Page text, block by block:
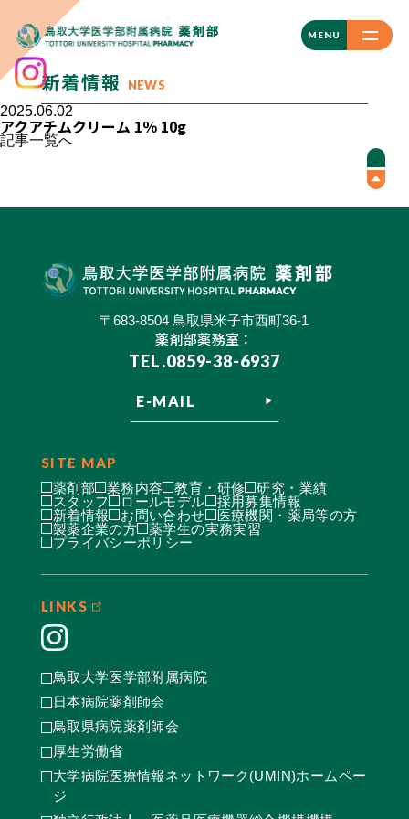
MENU
CLOSE
新着情報 NEWS
2025.06.02
アクアチムクリーム 1％ 10g
記事一覧へ
〒683-8504 鳥取県米子市西町36-1
薬剤部薬務室：
TEL.0859-38-6937
E-MAIL
SITE MAP
薬剤部 業務内容 教育・研修
研究・業績
スタッフ
ロールモデル
採用募集情報
新着情報
お問い合わせ
医療機関・薬局等の方
製薬企業の方
薬学生の実務実習
プライバシーポリシー
LINKS
鳥取大学医学部附属病院
日本病院薬剤師会
鳥取県病院薬剤師会
厚生労働省
大学病院医療情報ネットワーク(UMIN)ホームペー
ジ